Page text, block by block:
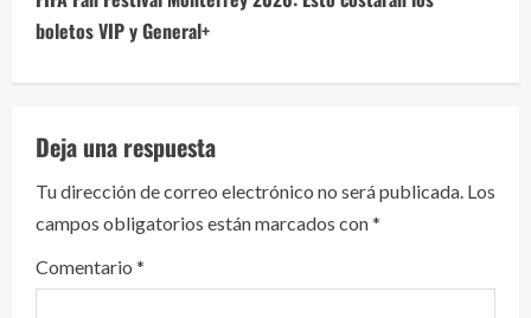
e
l
e
y
e
n
boletos VIP y General+
Deja una respuesta
Tu dirección de correo electrónico no será publicada. Los
campos obligatorios están marcados con*
Comentario *